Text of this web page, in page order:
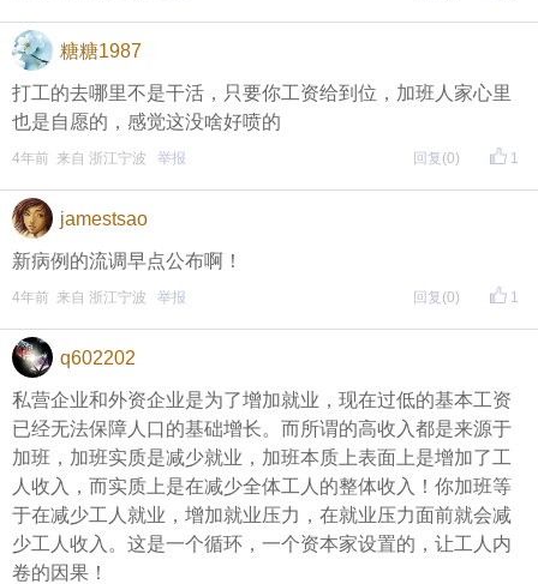
糖糖1987
打工的去哪里不是干活，只要你工资给到位，加班人家心里
也是自愿的，感觉这没啥好喷的
1
4年前 来自 浙江宁波 举报 回复 (0)
jamestsao
新病例的流调早点公布啊！
1
4年前 来自 浙江宁波 举报 回复 (0)
q602202
私营企业和外资企业是为了增加就业，现在过低的基本工资
已经无法保障人口的基础增长。而所谓的高收入都是来源于
加班，加班实质是减少就业，加班本质上表面上是增加了工
人收入，而实质上是在减少全体工人的整体收入！你加班等
于在减少工人就业，增加就业压力，在就业压力面前就会减
少工人收入。这是一个循环，一个资本家设置的，让工人内
卷的因果！